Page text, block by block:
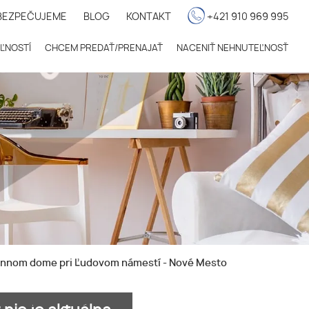
BLOG KONTAKT +421 910 969 995
CHCEM PREDAŤ/PRENAJAŤ NACENIŤ NEHNUTEĽNOSŤ
dome pri Ľudovom námestí - Nové Mesto